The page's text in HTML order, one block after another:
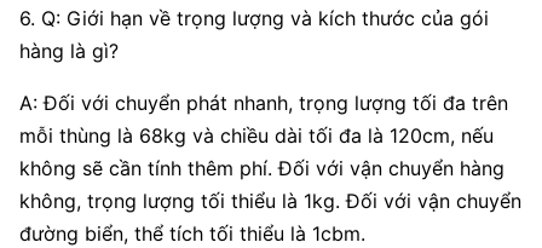
6. Q: Giới hạn về trọng lượng và kích thước của gói
hàng là gì?
A: Đối với chuyển phát nhanh, trọng lượng tối đa trên
mỗi thùng là 68kg và chiều dài tối đa là 120cm, nếu
không sẽ cần tính thêm phí. Đối với vận chuyển hàng
không, trọng lượng tối thiểu là 1kg. Đối với vận chuyển
đường biển, thể tích tối thiểu là 1cbm.